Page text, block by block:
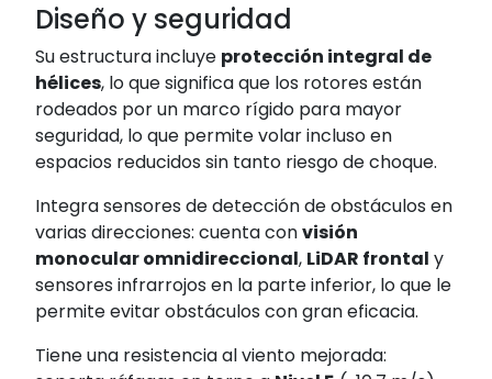
Diseño y seguridad
Su estructura incluye protección integral de
hélices, lo que significa que los rotores están
rodeados por un marco rígido para mayor
seguridad, lo que permite volar incluso en
espacios reducidos sin tanto riesgo de choque.
Integra sensores de detección de obstáculos en
varias direcciones: cuenta convisión
monocular omnidireccional, LiDAR frontal y
sensores infrarrojos en la parte inferior, lo que le
permite evitar obstáculos con gran eficacia.
Tiene una resistencia al viento mejorada: